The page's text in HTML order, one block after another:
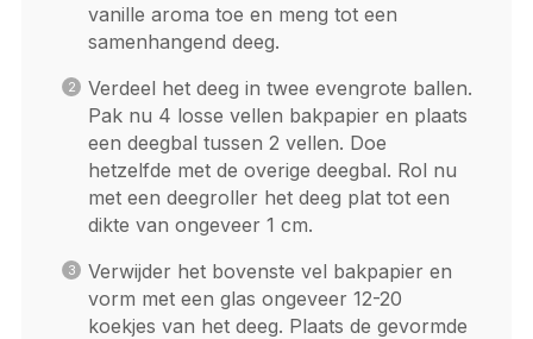
vanille aroma toe en meng tot een
samenhangend deeg.
Verdeel het deeg in twee evengrote ballen.
Pak nu 4 losse vellen bakpapier en plaats
een deegbal tussen 2 vellen. Doe
hetzelfde met de overige deegbal. Rol nu
met een deegroller het deeg plat tot een
dikte van ongeveer 1 cm.
Verwijder het bovenste vel bakpapier en
vorm met een glas ongeveer 12-20
koekjes van het deeg. Plaats de gevormde